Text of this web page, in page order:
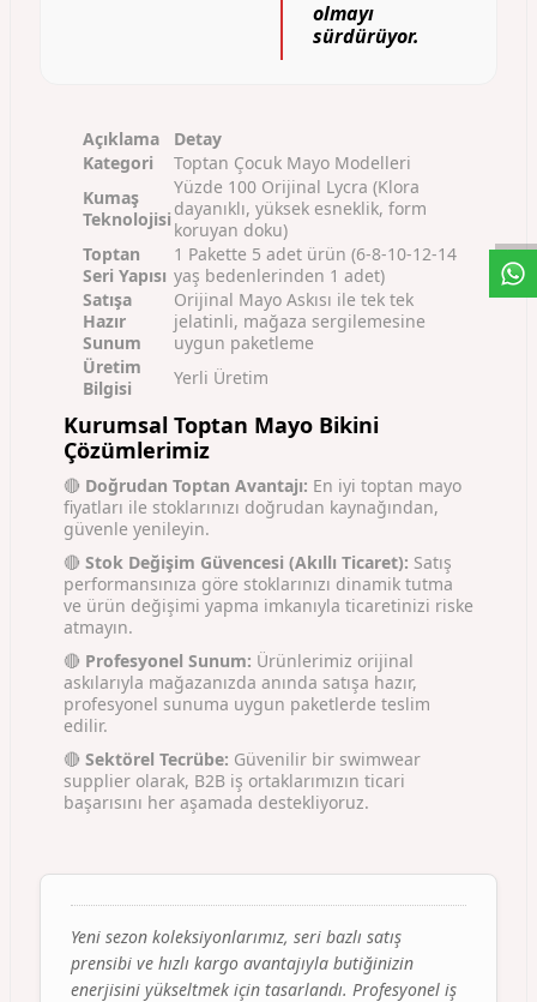
olmayı
sürdürüyor.
Açıklama
Detay
Kategori
Toptan Çocuk Mayo Modelleri
Kumaş
Teknolojisi
Yüzde 100 Orijinal Lycra (Klora
dayanıklı, yüksek esneklik, form
koruyan doku)
Toptan
Seri Yapısı
1 Pakette 5 adet ürün (6-8-10-12-14
yaş bedenlerinden 1 adet)
Satışa
Hazır
Sunum
Orijinal Mayo Askısı ile tek tek
jelatinli, mağaza sergilemesine
uygun paketleme
Üretim
Bilgisi
Yerli Üretim
Kurumsal Toptan Mayo Bikini
Çözümlerimiz
🔴 Doğrudan Toptan Avantajı: En iyi toptan mayo
fiyatları ile stoklarınızı doğrudan kaynağından,
güvenle yenileyin.
🔴 Stok Değişim Güvencesi (Akıllı Ticaret): Satış
performansınıza göre stoklarınızı dinamik tutma
ve ürün değişimi yapma imkanıyla ticaretinizi riske
atmayın.
🔴 Profesyonel Sunum: Ürünlerimiz orijinal
askılarıyla mağazanızda anında satışa hazır,
profesyonel sunuma uygun paketlerde teslim
edilir.
🔴 Sektörel Tecrübe: Güvenilir bir swimwear
supplier olarak, B2B iş ortaklarımızın ticari
başarısını her aşamada destekliyoruz.
Yeni sezon koleksiyonlarımız, seri bazlı satış
prensibi ve hızlı kargo avantajıyla butiğinizin
enerjisini yükseltmek için tasarlandı. Profesyonel iş